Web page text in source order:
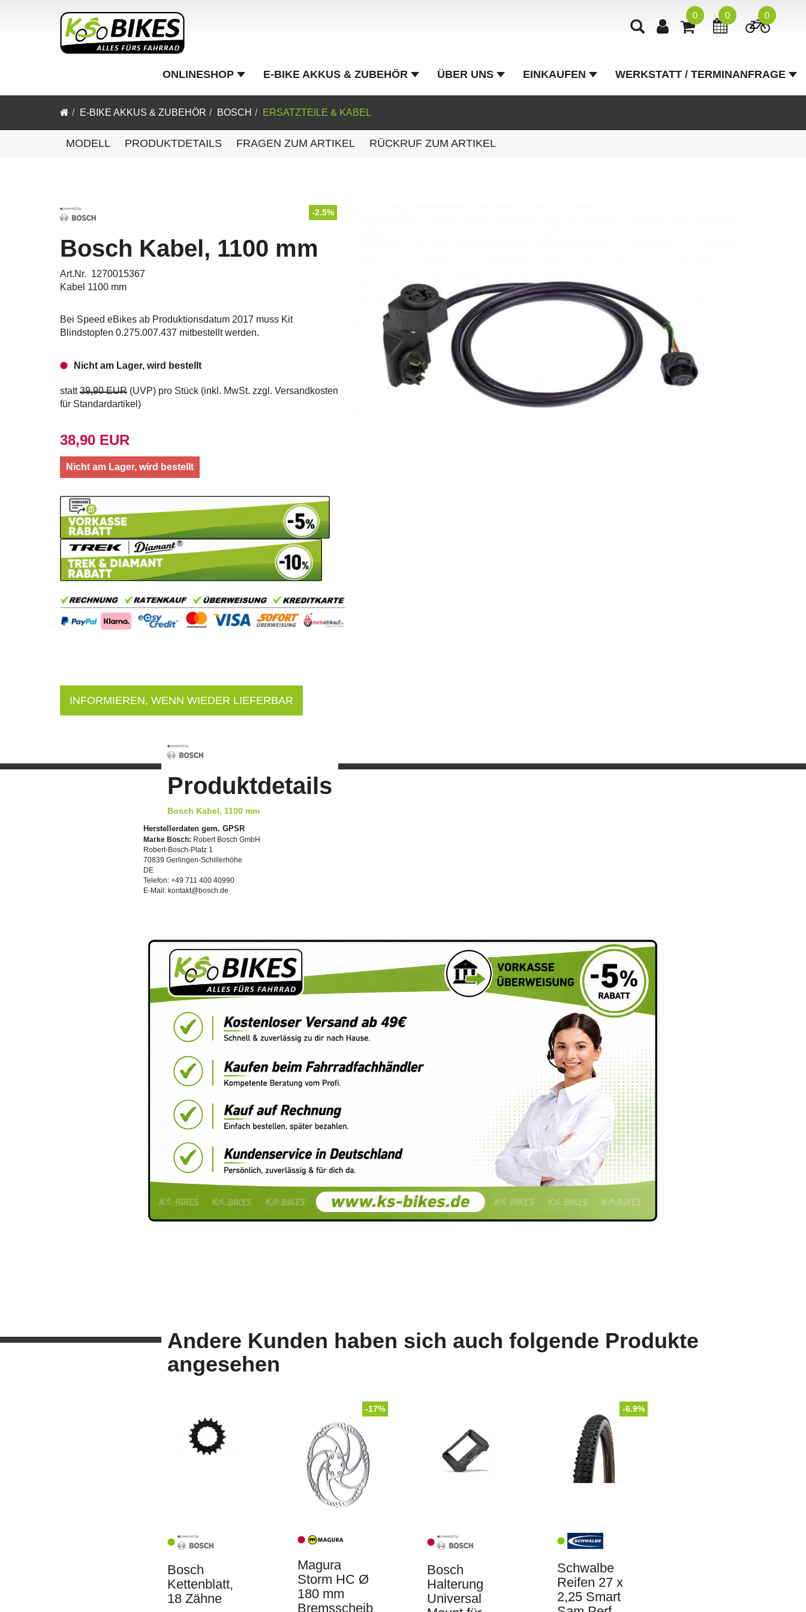
0 0 0
ONLINESHOP E-BIKE AKKUS & ZUBEHÖR ÜBER UNS EINKAUFEN WERKSTATT / TERMINANFRAGE
E-BIKE AKKUS & ZUBEHÖR BOSCH ERSATZTEILE & KABEL
MODELL PRODUKTDETAILS FRAGEN ZUM ARTIKEL RÜCKRUF ZUM ARTIKEL
-2.5%
Bosch Kabel, 1100 mm
Art.Nr. 1270015367
Kabel 1100 mm
Bei Speed eBikes ab Produktionsdatum 2017 muss Kit
Blindstopfen 0.275.007.437 mitbestellt werden.
Nicht am Lager, wird bestellt
statt39,90 EUR (UVP) pro Stück (inkl. MwSt. zzgl. Versandkosten
für Standardartikel )
38,90 EUR
Nicht am Lager, wird bestellt
INFORMIEREN, WENN WIEDER LIEFERBAR
Produktdetails
Bosch Kabel, 1100 mm
Herstellerdaten gem. GPSR
Marke Bosch: Robert Bosch GmbH
Robert-Bosch-Platz 1
70839 Gerlingen-Schillerhöhe
DE
Telefon: +49 711 400 40990
E-Mail: kontakt@bosch.de
Andere Kunden haben sich auch folgende Produkte
angesehen
Bosch
Kettenblatt,
18 Zähne
-17%
Magura
Storm HC Ø
180 mm
Bremsscheib
Bosch
Halterung
Universal
-6.9%
Schwalbe
Reifen 27 x
2,25 Smart